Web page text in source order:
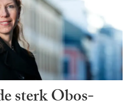
sterk Obos-